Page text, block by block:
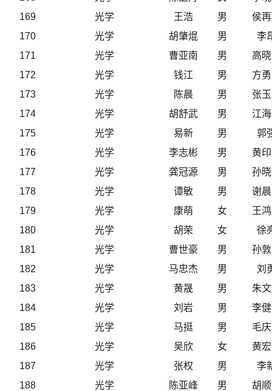
169
光学 王浩 男
侯
170
光学 胡肇焜 男
李
171
光学 曹亚南 男
高
172
光学 钱江 男
方
173
光学 陈晨 男
张
174
光学 胡舒武 男
江
175
光学 易新 男
郭
176
光学 李志彬 男
黄
177
光学 龚冠源 男
孙
178
光学 谭敏 男
谢
179
光学 康萌 女
王
180
光学 胡荣 女
徐
181
光学 曹世豪 男
孙
182
光学 马忠杰 男
刘
183
光学 黄晟 男
朱
184
光学 刘岩 男
李
185
光学 马挺 男
毛
186
光学 吴欣 女
黄
187
光学 张权 男
李
188
光学 陈亚峰 男
胡